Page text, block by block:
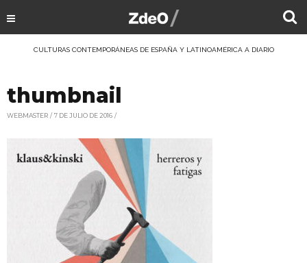
CULTURAS CONTEMPORÁNEAS DE ESPAÑA Y LATINOAMÉRICA A DIARIO
thumbnail
WEBMASTER 7 DE JULIO DE 2016